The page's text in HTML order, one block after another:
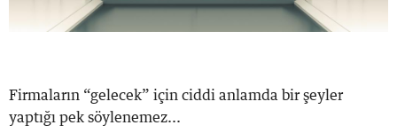
Firmaların “gelecek” için ciddi anlamda bir şeyler
yaptığı pek söylenemez...